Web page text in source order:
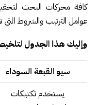
كافة محركات البحث
عوامل الترتيب والشروط التي
وإليك هذا الجدول
سيو القبعة السوداء
يستخدم تكتيكات